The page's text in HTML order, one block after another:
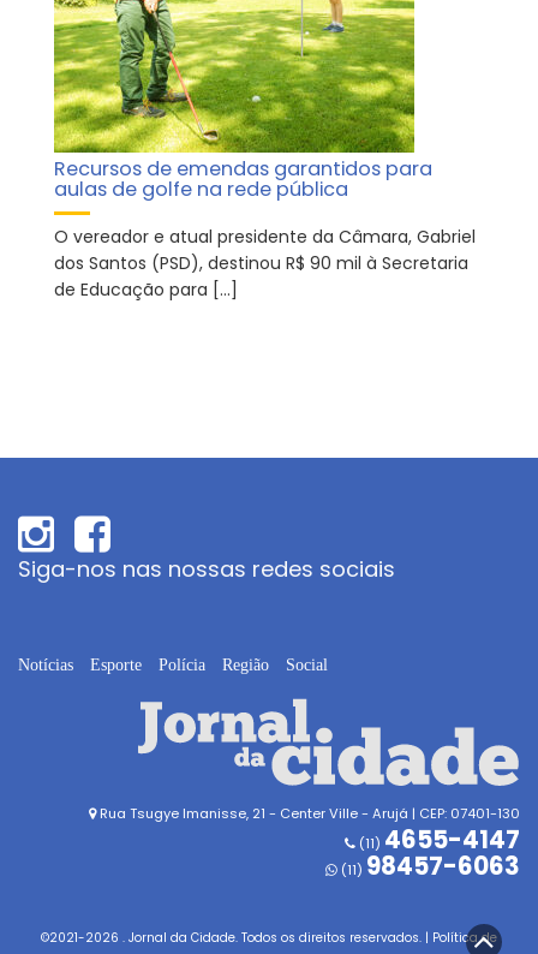
Recursos de emendas garantidos para
aulas de golfe na rede pública
O vereador e atual presidente da Câmara, Gabriel
dos Santos (PSD), destinou R$ 90 mil à Secretaria
de Educação para […]
Siga-nos nas nossas redes sociais
Notícias Esporte Polícia Região Social
Rua Tsugye Imanisse, 21 - Center Ville - Arujá | CEP: 07401-130
(11) 4655-4147
(11) 98457-6063
©2021-2026 . Jornal da Cidade. Todos os direitos reservados. | Política de